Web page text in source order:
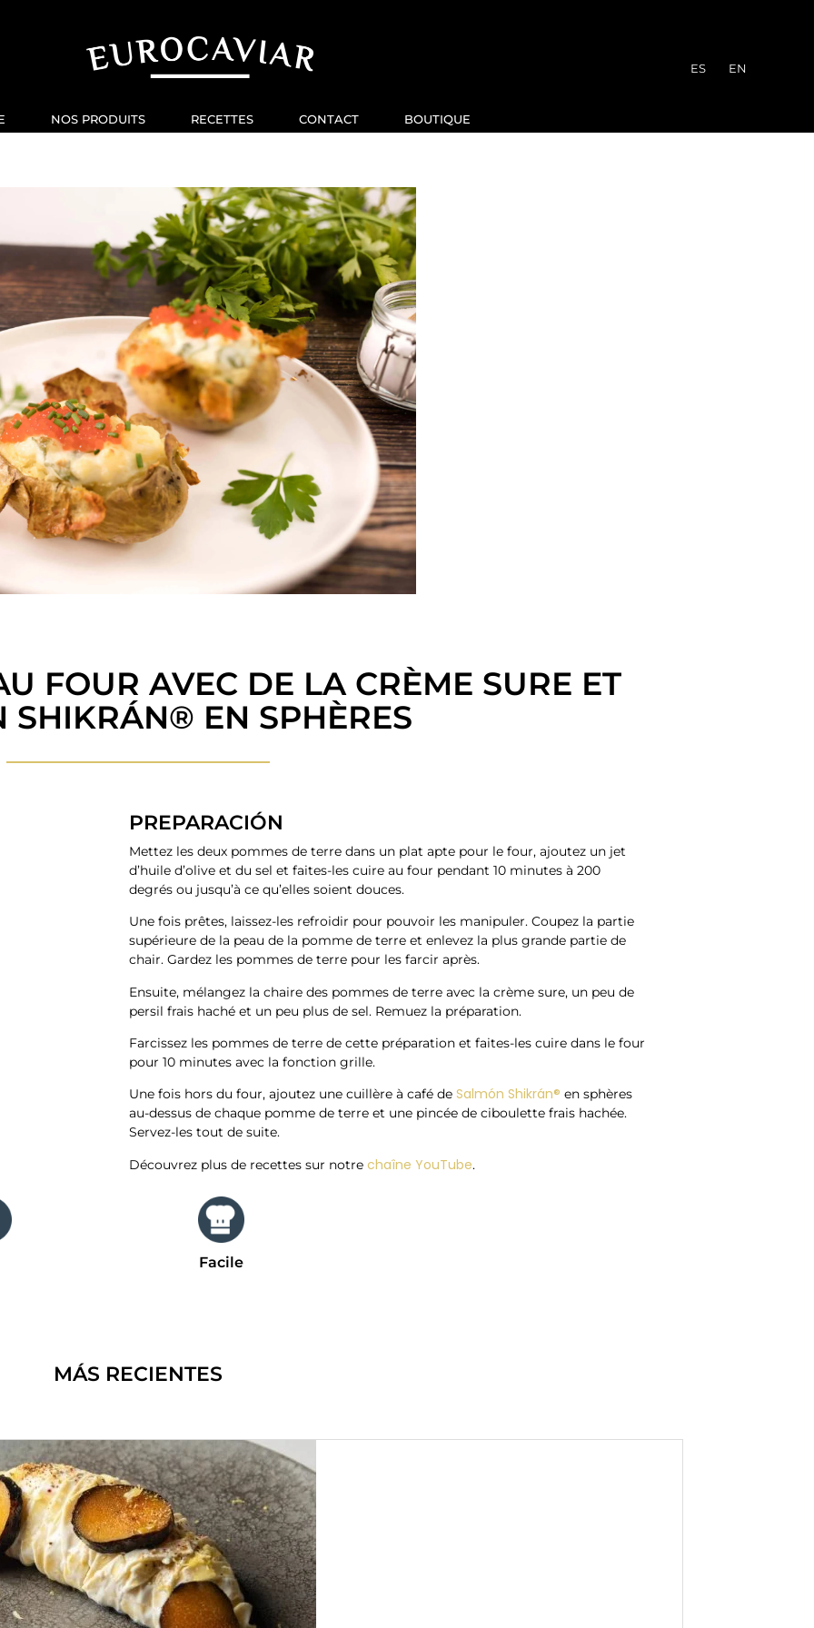
NOS PRODUITS RECETTES CONTACT BOUTIQUE
ES EN
FOUR AVEC DE LA CRÈME SURE ET
SHIKRÁN® EN SPHÈRES
PREPARACIÓN​
Mettez les deux pommes de terre dans un plat apte pour le four, ajoutez un jet
d’huile d’olive et du sel et faites-les cuire au four pendant 10 minutes à 200
degrés ou jusqu’à ce qu’elles soient douces.
Une fois prêtes, laissez-les refroidir pour pouvoir les manipuler. Coupez la partie
supérieure de la peau de la pomme de terre et enlevez la plus grande partie de
chair. Gardez les pommes de terre pour les farcir après.
Ensuite, mélangez la chaire des pommes de terre avec la crème sure, un peu de
persil frais haché et un peu plus de sel. Remuez la préparation.
Farcissez les pommes de terre de cette préparation et faites-les cuire dans le four
pour 10 minutes avec la fonction grille.
Une fois hors du four, ajoutez une cuillère à café de Salmón Shikrán® en sphères
au-dessus de chaque pomme de terre et une pincée de ciboulette frais hachée.
Servez-les tout de suite.
Découvrez plus de recettes sur notre chaîne YouTube.
Facile
MÁS RECIENTES